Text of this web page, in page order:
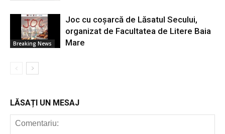
Breaking News
Joc cu coșarcă de Lăsatul Secului,
organizat de Facultatea de Litere Baia
Mare
LĂSAȚI UN MESAJ